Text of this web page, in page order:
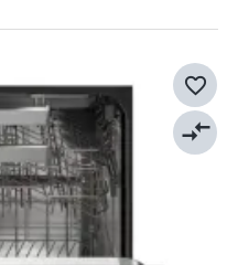
favorite_border
compare_arrows